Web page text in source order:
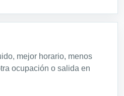
mejor horario, menos
ocupación o salida en